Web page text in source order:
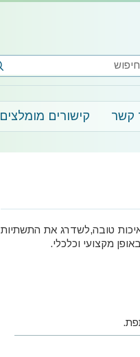
קשר קישורים מומלצים
טובה,לשדרג את התשתיות
מקצועי וכלכלי.